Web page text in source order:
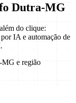
Dutra-MG
do clique:
IA e automação de
e região